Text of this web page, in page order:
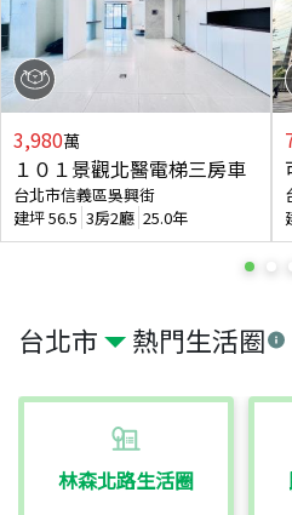
台北市 熱門生活圈
林森北路生活圈
3,980萬
１０１景觀北醫電梯三房車
台北市信義區吳興街
建坪56.5 3房2廳 25.0年